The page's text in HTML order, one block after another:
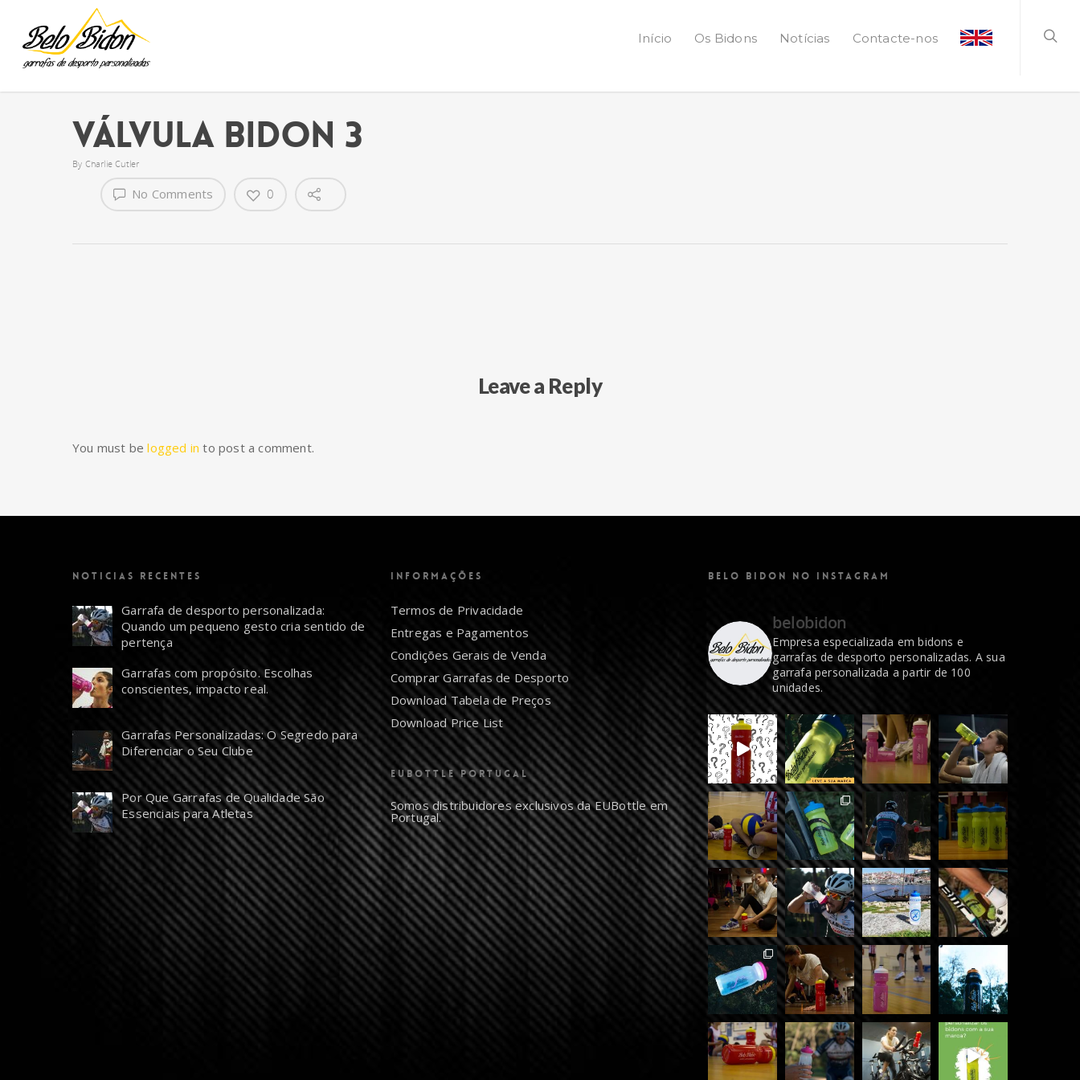
Início Os Bidons Notícias Contacte-nos
Válvula Bidon 3
By Charlie Cutler
No Comments 0
Leave a Reply
You must belogged in to post a comment.
NOTICIAS RECENTES
Garrafa de desporto personalizada:
Quando um pequeno gesto cria sentido de
pertença
Garrafas com propósito. Escolhas
conscientes, impacto real.
Garrafas Personalizadas: O Segredo para
Diferenciar o Seu Clube
Por Que Garrafas de Qualidade São
Essenciais para Atletas
INFORMAÇÕES
Termos de Privacidade
Entregas e Pagamentos
Condições Gerais de Venda
Comprar Garrafas de Desporto
Download Tabela de Preços
Download Price List
EUBOTTLE PORTUGAL
Somos distribuidores exclusivos da EUBottle em
Portugal.
BELO BIDON NO INSTAGRAM
belobidon
Empresa especializada em bidons e
garrafas de desporto personalizadas. A sua
garrafa personalizada a partir de 100
unidades.